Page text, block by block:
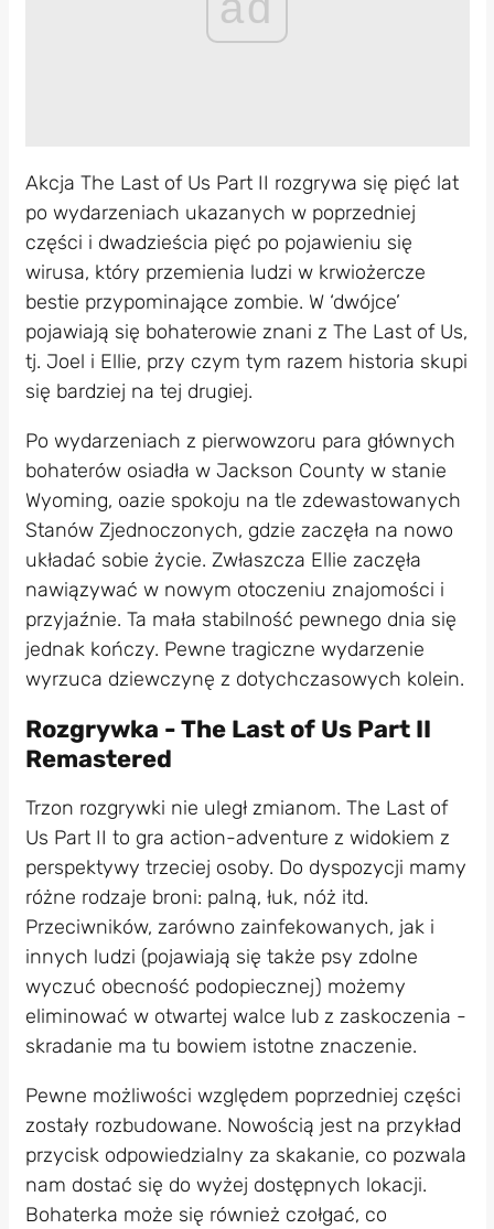
Akcja The Last of Us Part II rozgrywa się pięć lat
po wydarzeniach ukazanych w poprzedniej
części i dwadzieścia pięć po pojawieniu się
wirusa, który przemienia ludzi w krwiożercze
bestie przypominające zombie. W ‘dwójce’
pojawiają się bohaterowie znani z The Last of Us,
tj. Joel i Ellie, przy czym tym razem historia skupi
się bardziej na tej drugiej.
Po wydarzeniach z pierwowzoru para głównych
bohaterów osiadła w Jackson County w stanie
Wyoming, oazie spokoju na tle zdewastowanych
Stanów Zjednoczonych, gdzie zaczęła na nowo
układać sobie życie. Zwłaszcza Ellie zaczęła
nawiązywać w nowym otoczeniu znajomości i
przyjaźnie. Ta mała stabilność pewnego dnia się
jednak kończy. Pewne tragiczne wydarzenie
wyrzuca dziewczynę z dotychczasowych kolein.
Rozgrywka - The Last of Us Part II
Remastered
Trzon rozgrywki nie uległ zmianom. The Last of
Us Part II to gra action-adventure z widokiem z
perspektywy trzeciej osoby. Do dyspozycji mamy
różne rodzaje broni: palną, łuk, nóż itd.
Przeciwników, zarówno zainfekowanych, jak i
innych ludzi (pojawiają się także psy zdolne
wyczuć obecność podopiecznej) możemy
eliminować w otwartej walce lub z zaskoczenia -
skradanie ma tu bowiem istotne znaczenie.
Pewne możliwości względem poprzedniej części
zostały rozbudowane. Nowością jest na przykład
przycisk odpowiedzialny za skakanie, co pozwala
nam dostać się do wyżej dostępnych lokacji.
Bohaterka może się również czołgać, co